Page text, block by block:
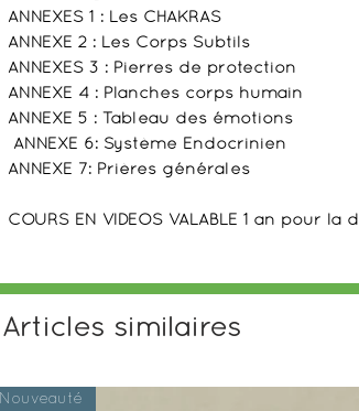
ANNEXES 1 : Les CHAKRAS
ANNEXE 2 : Les Corps Subtils
ANNEXES 3 : Pierres de protection
ANNEXE 4 : Planches corps humain
ANNEXE 5 : Tableau des émotions
ANNEXE 6: Système Endocrinien
ANNEXE 7: Prières générales
COURS EN VIDEOS VALABLE 1 an pour
Articles similaires
Nouveauté